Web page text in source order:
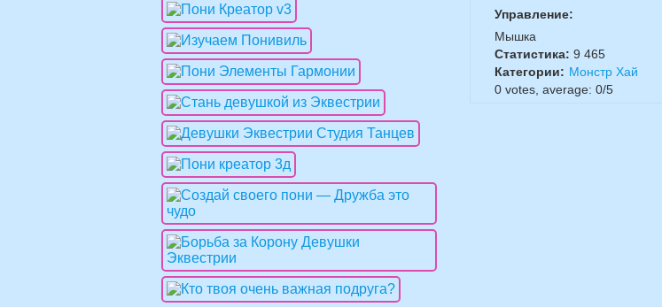
Управление:
Мышка
Статистика: 9 465
Категории: Монстр Хай
0 votes, average: 0/5